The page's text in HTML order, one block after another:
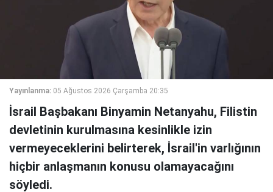
Yayınlanma: 05 Ağustos 2026 Çarşamba 20:35
İsrail Başbakanı Binyamin Netanyahu, Filistin
devletinin kurulmasına kesinlikle izin
vermeyeceklerini belirterek, İsrail'in varlığının
hiçbir anlaşmanın konusu olamayacağını
söyledi.